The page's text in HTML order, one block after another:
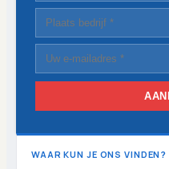
WAAR KUN JE ONS VINDEN?